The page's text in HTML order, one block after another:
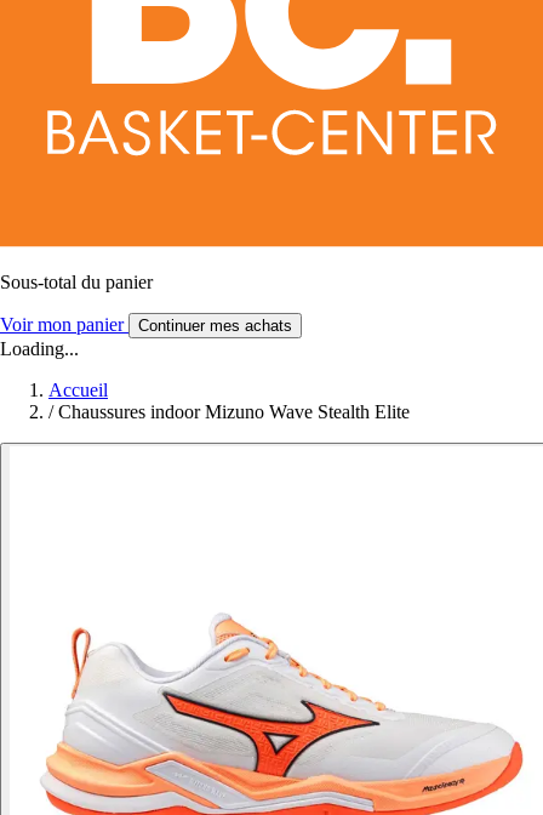
Sous-total du panier
Voir mon panier Continuer mes achats
Loading...
Accueil
/ Chaussures indoor Mizuno Wave Stealth Elite